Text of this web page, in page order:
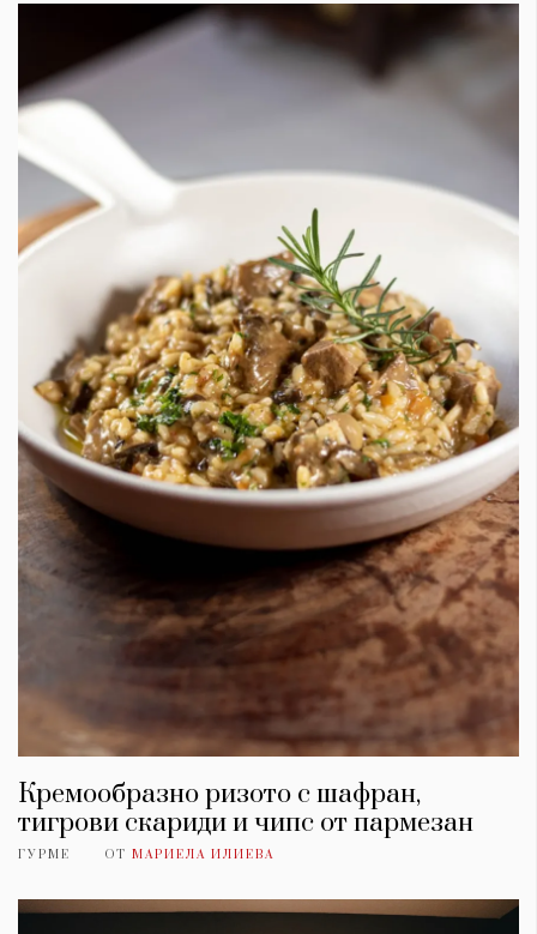
Кремообразно ризото с шафран,
тигрови скариди и чипс от пармезан
ГУРМЕ ОТ МАРИЕЛА ИЛИЕВА